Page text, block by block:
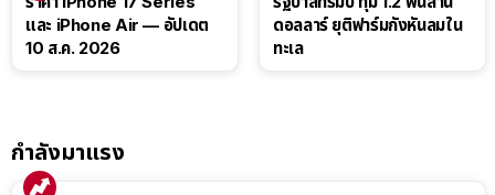
และ iPhone Air — อัปเดต
10 ส.ค. 2026
ดอลลาร์ ยุติฟาร์มกังหันลมใน
ทะเล
กำลังมาแรง